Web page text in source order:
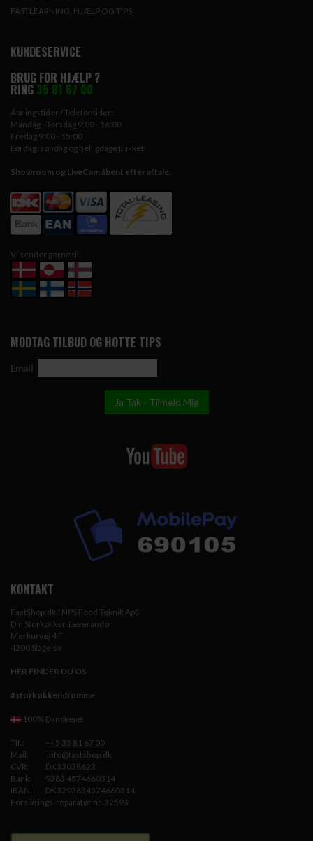
FASTLEARNING, HJÆLP OG TIPS
KUNDESERVICE
BRUG FOR HJÆLP ?
RING 35 81 67 00
Åbningstider / Telefontider:
Mandag - Torsdag 9:00 - 16:00
Fredag 9:00 - 15:00
Lørdag, søndag og helligdage Lukket
Showroom og LiveCam åbent efter aftale.
Vi sender gerne til:
MODTAG TILBUD OG HOTTE TIPS
Email
KONTAKT
FastShop.dk | NPS Food Teknik ApS
Din Storkøkken Leverandør
Merkurvej 4 F
4200 Slagelse
HER FINDER DU OS
#storkøkkendrømme
100% Danskejet
Tlf.:
+45 35 81 67 00
Mail:
info@fastshop.dk
CVR:
DK33038623
Bank:
9383 4574660314
IBAN:
DK3293834574660314
Forsikrings-reparatør nr. 32593